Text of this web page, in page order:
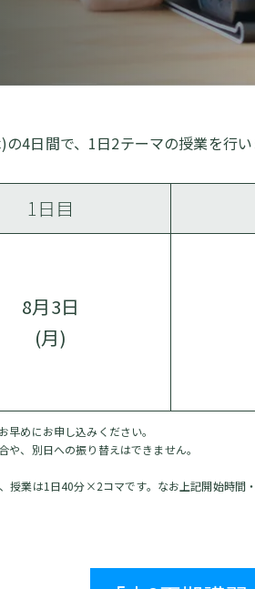
4日間で、1日2テーマの授業を行
1日目
8月3日
(月)
めにお申し込みください。
、別日への振り替えはできません。
業は1日40分×2コマです。なお上記開始時間